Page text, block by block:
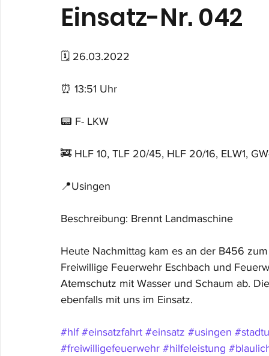
Einsatz-Nr. 042
🗓 26.03.2022
⏰ 13:51 Uhr
📟 F- LKW
🚒 HLF 10, TLF 20/45, HLF 20/16, ELW1,
📍Usingen
Beschreibung: Brennt Landmaschine
Heute Nachmittag kam es an der B456
Freiwillige Feuerwehr Eschbach und
Atemschutz mit Wasser und Schaum ab.
ebenfalls mit uns im Einsatz.
#hlf #einsatzfahrt #einsatz #usingen
#freiwilligefeuerwehr #hilfeleistung